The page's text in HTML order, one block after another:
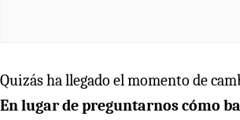
Quizás ha llegado el momento de
En lugar de preguntarnos cómo